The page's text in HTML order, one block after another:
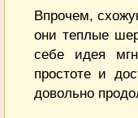
Впрочем,
они теплые
себе идея
простоте и
довольно